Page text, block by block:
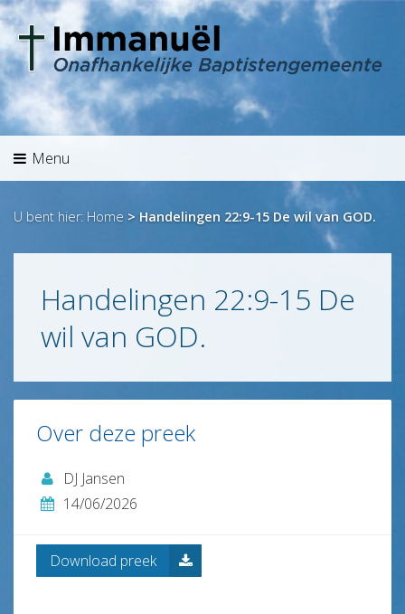
Menu
Welkom
Agenda
Preken
Hét
Jeugd/Kinderen
Contact
Links
Menu
U bent hier: Home > Handelingen 22:9-15 De wil van GOD.
Handelingen 22:9-15 De
wil van GOD.
Over deze preek
DJ Jansen
14/06/2026
Download preek